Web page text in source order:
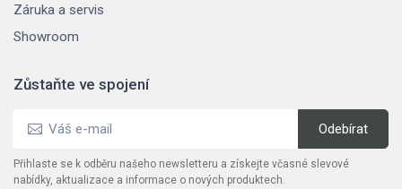
Záruka a servis
Showroom
Zůstaňte ve spojení
Přihlaste se k odběru našeho newsletteru a získejte včasné slevové
nabídky, aktualizace a informace o nových produktech.